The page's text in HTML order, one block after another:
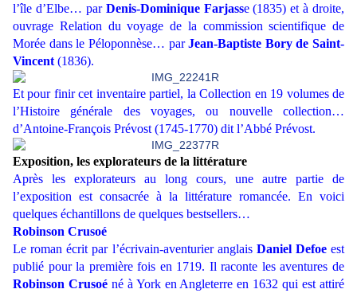
l’île d’Elbe… par Denis-Dominique Farjasse (1835) et à droite,
ouvrage Relation du voyage de la commission scientifique de
Morée dans le Péloponnèse… parJean-Baptiste Bory de Saint-
Vincent (1836).
Et pour finir cet inventaire partiel, la Collection en 19 volumes de
l’Histoire générale des voyages, ou nouvelle collection…
d’Antoine-François Prévost (1745-1770) dit l’Abbé Prévost.
Exposition, les explorateurs de la littérature
Après les explorateurs au long cours, une autre partie de
l’exposition est consacrée à la littérature romancée. En voici
quelques échantillons de quelques bestsellers…
Robinson Crusoé
Le roman écrit par l’écrivain-aventurier anglais Daniel Defoeest
publié pour la première fois en 1719. Il raconte les aventures de
Robinson Crusoéné à York en Angleterre en 1632 qui est attiré